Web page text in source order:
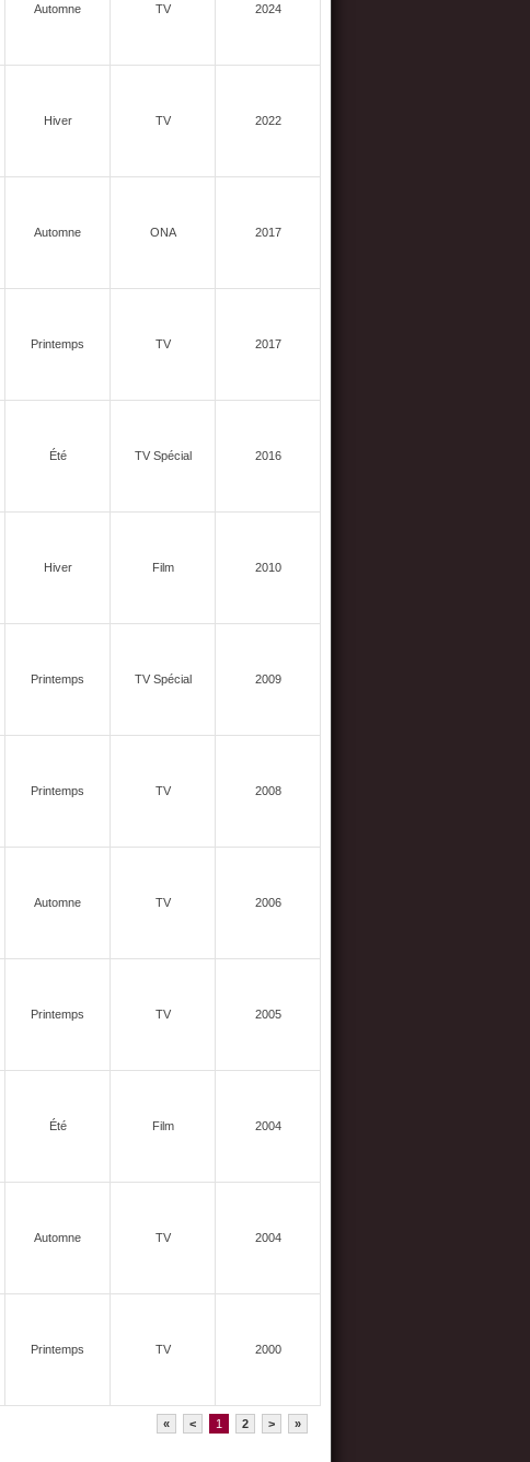
Automne
TV 2024
Hiver
TV 2022
Automne ONA 2017
Printemps
TV 2017
Été
TV Spécial 2016
Hiver Film 2010
Printemps TV Spécial 2009
Printemps TV 2008
Automne TV 2006
Printemps
TV 2005
Été Film 2004
Automne TV 2004
Printemps TV 2000
« < 1 2 > »